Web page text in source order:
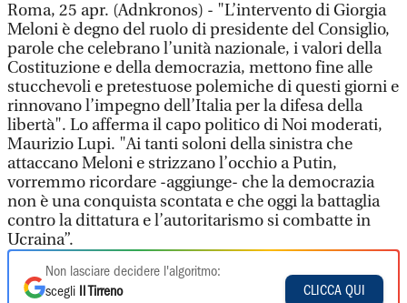
Roma, 25 apr. (Adnkronos) - "L’intervento di Giorgia
Meloni è degno del ruolo di presidente del Consiglio,
parole che celebrano l’unità nazionale, i valori della
Costituzione e della democrazia, mettono fine alle
stucchevoli e pretestuose polemiche di questi giorni e
rinnovano l’impegno dell’Italia per la difesa della
libertà". Lo afferma il capo politico di Noi moderati,
Maurizio Lupi. "Ai tanti soloni della sinistra che
attaccano Meloni e strizzano l’occhio a Putin,
vorremmo ricordare -aggiunge- che la democrazia
non è una conquista scontata e che oggi la battaglia
contro la dittatura e l’autoritarismo si combatte in
Ucraina”.
Non lasciare decidere l'algoritmo:
scegli
Il Tirreno
CLICCA QUI